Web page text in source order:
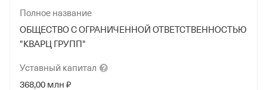
Полное название
ОБЩЕСТВО С ОГРАНИЧЕННОЙ ОТВЕТСТВЕННОСТЬЮ
"КВАРЦ ГРУПП"
Уставный капитал
368,00 млн ₽